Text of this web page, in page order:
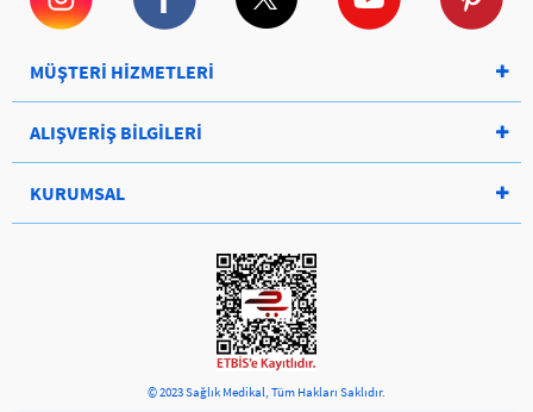
MÜŞTERİ HİZMETLERİ
ALIŞVERİŞ BİLGİLERİ
KURUMSAL
© 2023 Sağlık Medikal, Tüm Hakları Saklıdır.